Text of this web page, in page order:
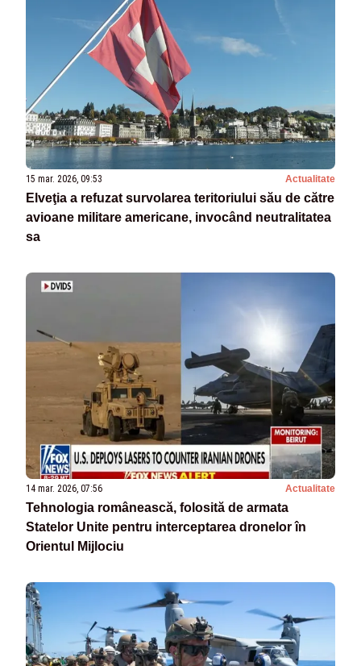
15 mar. 2026, 09:53 Actualitate
Elveţia a refuzat survolarea teritoriului său de către
avioane militare americane, invocând neutralitatea
sa
14 mar. 2026, 07:56 Actualitate
Tehnologia românească, folosită de armata
Statelor Unite pentru interceptarea dronelor în
Orientul Mijlociu